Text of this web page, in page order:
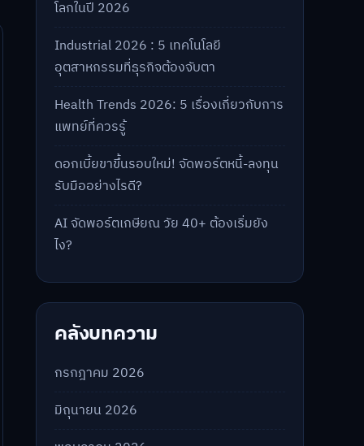
โลกในปี 2026
Industrial 2026 : 5 เทคโนโลยี
อุตสาหกรรมที่ธุรกิจต้องจับตา
Health Trends 2026: 5 เรื่องเกี่ยวกับการ
แพทย์ที่ควรรู้
ดอกเบี้ยขาขึ้นรอบใหม่! จัดพอร์ตหนี้-ลงทุน
รับมืออย่างไรดี?
AI จัดพอร์ตเกษียณ วัย 40+ ต้องเริ่มยัง
ไง?
คลังบทความ
กรกฎาคม 2026
มิถุนายน 2026